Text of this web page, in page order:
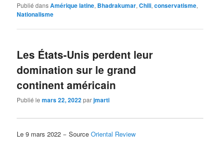
Publié dansAmérique latine, Bhadrakumar,Chili,conservatisme,
Nationalisme
Les États-Unis perdent leur
domination sur le grand
continent américain
Publié lemars 22, 2022parjmarti
Le 9 mars 2022 − SourceOriental Review